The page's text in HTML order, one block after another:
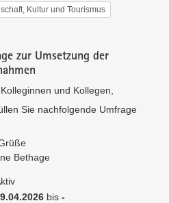
Kultur und Tourismus
zur Umsetzung der
und Kollegen,
Sie nachfolgende Umfrage
Bethage
bis -